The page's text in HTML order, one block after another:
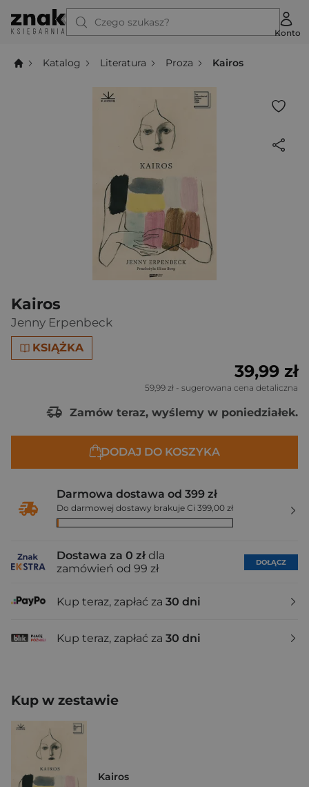
Czego szukasz?
Konto
Katalog Literatura Proza Kairos
Kairos
Jenny Erpenbeck
KSIĄŻKA
39,99 zł
59,99 zł - sugerowana cena detaliczna
Zamów teraz, wyślemy w poniedziałek.
DODAJ DO KOSZYKA
Darmowa dostawa od 399 zł
Do darmowej dostawy brakuje Ci 399,00 zł
Dostawa za 0 zł dla
zamówień od 99 zł
DOŁĄCZ
Kup teraz, zapłać za 30 dni
Kup teraz, zapłać za 30 dni
Kup w zestawie
Kairos